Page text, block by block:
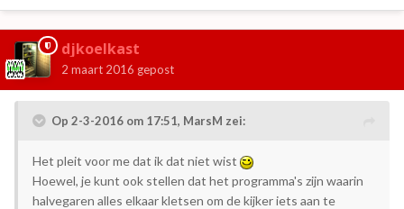
djkoelkast
2 maart 2016 gepost
Op 2-3-2016 om 17:51, MarsM zei:
Het pleit voor me dat ik dat niet wist
Hoewel, je kunt ook stellen dat het programma's zijn waarin
halvegaren alles elkaar kletsen om de kijker iets aan te